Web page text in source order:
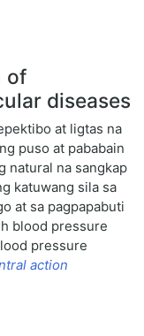
of
diseases
at ligtas na
puso at pababain
natural na sangkap
katuwang sila sa
at sa pagpapabuti
blood pressure
pressure
action